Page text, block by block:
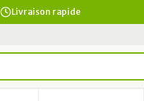
Livraison rapide